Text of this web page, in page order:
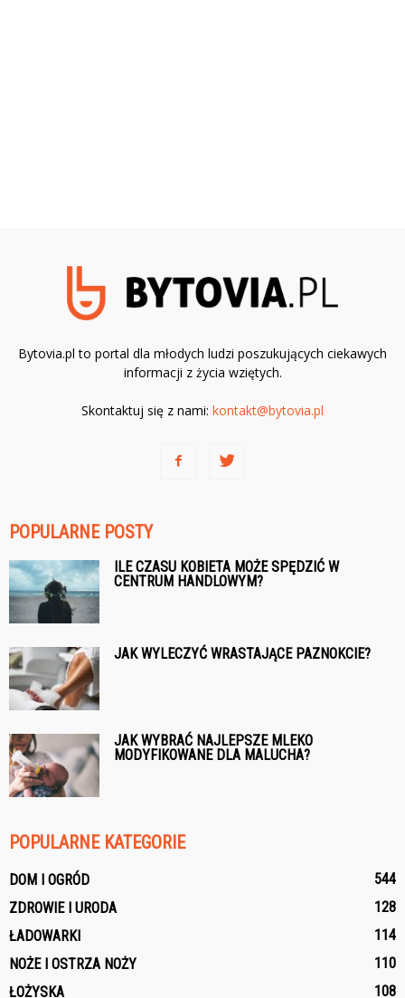
Bytovia.pl to portal dla młodych ludzi poszukujących ciekawych
informacji z życia wziętych.
Skontaktuj się z nami: kontakt@bytovia.pl
POPULARNE POSTY
ILE CZASU KOBIETA MOŻE SPĘDZIĆ W
CENTRUM HANDLOWYM?
JAK WYLECZYĆ WRASTAJĄCE PAZNOKCIE?
JAK WYBRAĆ NAJLEPSZE MLEKO
MODYFIKOWANE DLA MALUCHA?
POPULARNE KATEGORIE
DOM I OGRÓD
544
ZDROWIE I URODA
128
ŁADOWARKI
114
NOŻE I OSTRZA NOŻY
110
ŁOŻYSKA
108